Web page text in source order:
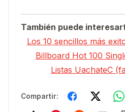
También puede
Los 10 sencillos más
Billboard Hot 100
Listas UachateC
Compartir: